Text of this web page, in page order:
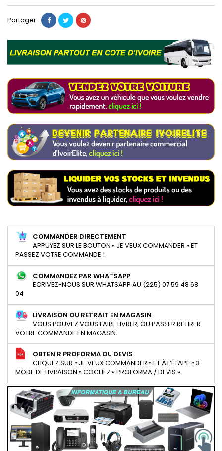
Partager
COMMANDER DIRECTEMENT
APPUYEZ SUR LE BOUTON « JE VEUX COMMANDER » ET
PASSEZ VOTRE COMMANDE !
COMMANDEZ PAR WHATSAPP
ECRIVEZ-NOUS SUR WHATSAPP AU (225) 07 59 48 68
04
LIVRAISON OU RETRAIT EN MAGASIN
VOUS POUVEZ VOUS FAIRE LIVRER, OU PASSER RETIRER
VOTRE COMMANDE EN MAGASIN.
OBTENIR PROFORMA OU DEVIS
CLIQUEZ SUR « JE VEUX COMMANDER » ET À L’ÉTAPE « 3
MODE DE LIVRAISON » COCHEZ « PROFORMA / DEVIS ».